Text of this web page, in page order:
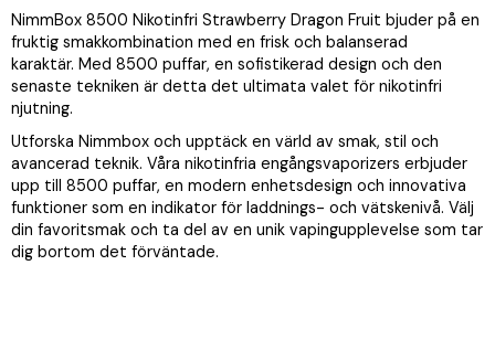
NimmBox 8500 Nikotinfri Strawberry Dragon Fruit bjuder på en
fruktig smakkombination med en frisk och balanserad
karaktär. Med 8500 puffar, en sofistikerad design och den
senaste tekniken är detta det ultimata valet för nikotinfri
njutning.
Utforska Nimmbox och upptäck en värld av smak, stil och
avancerad teknik. Våra nikotinfria engångsvaporizers erbjuder
upp till 8500 puffar, en modern enhetsdesign och innovativa
funktioner som en indikator för laddnings- och vätskenivå. Välj
din favoritsmak och ta del av en unik vapingupplevelse som tar
dig bortom det förväntade.